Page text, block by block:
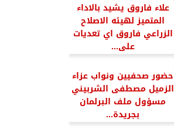
علاء فاروق يشيد بالاداء
المتميز لهيئه الاصلاح
الزراعي فاروق اي تعديات
على...
حضور صحفيين ونواب عزاء
الزميل مصطفى الشربيني
مسؤول ملف البرلمان
بجريدة...